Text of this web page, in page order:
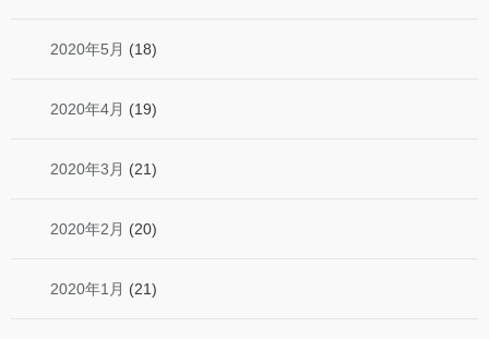
2020年5月 (18)
2020年4月 (19)
2020年3月 (21)
2020年2月 (20)
2020年1月 (21)